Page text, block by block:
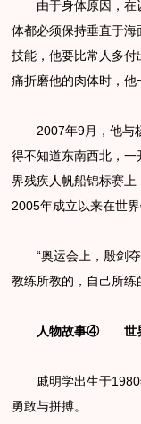
由于身体原因，在训
体都必须保持垂直于
技能，他要比常人多
痛折磨他的肉体时，他
2007年9月，他与杨
得不知道东南西北，
界残疾人帆船锦标赛
2005年成立以来在世
“奥运会上，殷剑夺
教练所教的，自己所练
人物故事④ 世界
戚明学出生于1980
勇敢与拼搏。